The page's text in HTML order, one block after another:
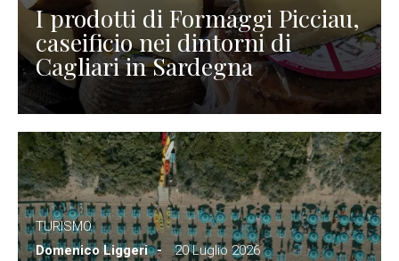
I prodotti di Formaggi Picciau,
caseificio nei dintorni di
Cagliari in Sardegna
TURISMO
Domenico Liggeri
20 Luglio 2026